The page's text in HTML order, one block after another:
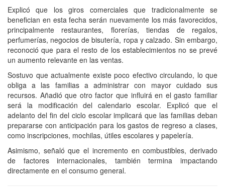
Explicó que los giros comerciales que tradicionalmente se
benefician en esta fecha serán nuevamente los más favorecidos,
principalmente restaurantes, florerías, tiendas de regalos,
perfumerías, negocios de bisutería, ropa y calzado. Sin embargo,
reconoció que para el resto de los establecimientos no se prevé
un aumento relevante en las ventas.
Sostuvo que actualmente existe poco efectivo circulando, lo que
obliga a las familias a administrar con mayor cuidado sus
recursos. Añadió que otro factor que influirá en el gasto familiar
será la modificación del calendario escolar. Explicó que el
adelanto del fin del ciclo escolar implicará que las familias deban
prepararse con anticipación para los gastos de regreso a clases,
como inscripciones, mochilas, útiles escolares y papelería.
Asimismo, señaló que el incremento en combustibles, derivado
de factores internacionales, también termina impactando
directamente en el consumo general.